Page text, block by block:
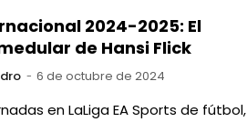
2024-2025: El
de Hansi Flick
6 de octubre de 2024
en LaLiga EA Sports de fútbol,